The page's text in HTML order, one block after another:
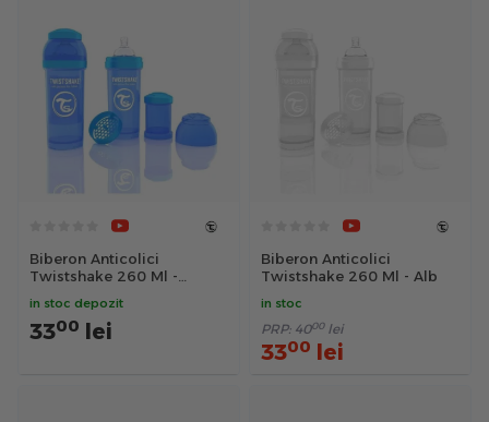
Biberon Anticolici
Twistshake 260 Ml -
in stoc depozit
3300 lei
Biberon Anticolici
Twistshake 260 Ml - Alb
in stoc
PRP: 4000 lei
3300 lei